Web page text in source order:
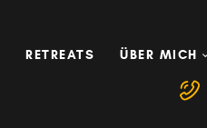
RETREATS ÜBER MICH